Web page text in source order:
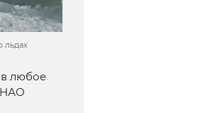
льдах
любое